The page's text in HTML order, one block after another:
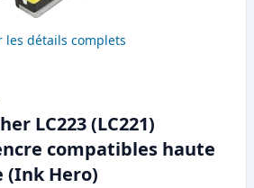
les détails complets
LC223 (LC221)
compatibles haute
(Ink Hero)